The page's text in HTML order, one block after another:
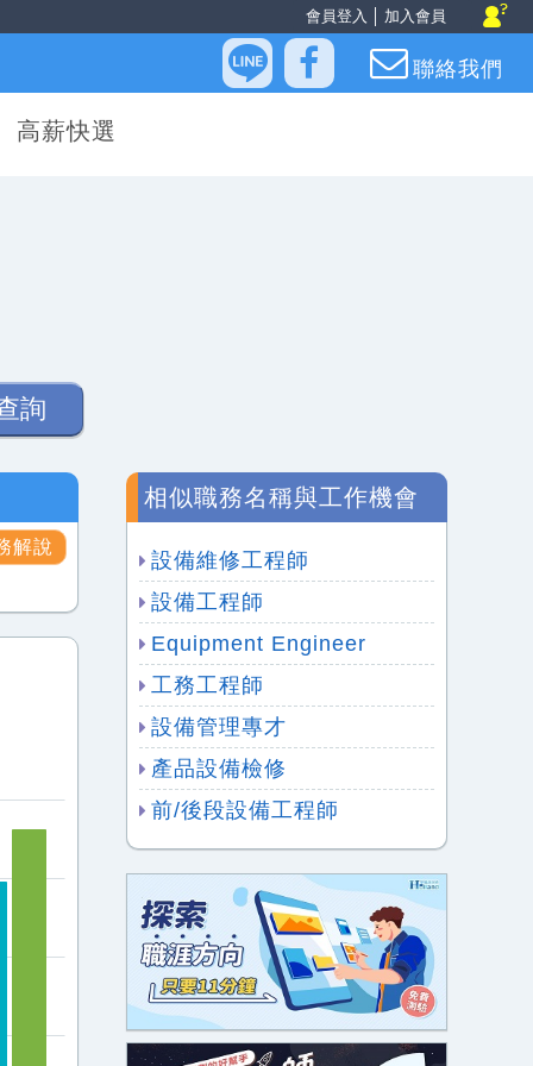
會員登入 加入會員
聯絡我們
高薪快選
詢
解說
相似職務名稱與工作機會
設備維修工程師
設備工程師
Equipment Engineer
工務工程師
設備管理專才
產品設備檢修
前/後段設備工程師